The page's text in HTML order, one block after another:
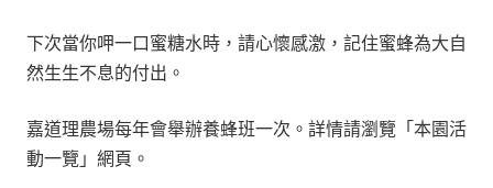
下次當你呷一口蜜糖水時，請心懷感激，記住蜜蜂為大自
然生生不息的付出。
嘉道理農場每年會舉辦養蜂班一次。詳情請瀏覽「本園活
動一覽」網頁。